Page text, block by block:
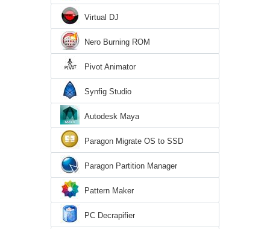
Virtual DJ
Nero Burning ROM
Pivot Animator
Synfig Studio
Autodesk Maya
Paragon Migrate OS to SSD
Paragon Partition Manager
Pattern Maker
PC Decrapifier